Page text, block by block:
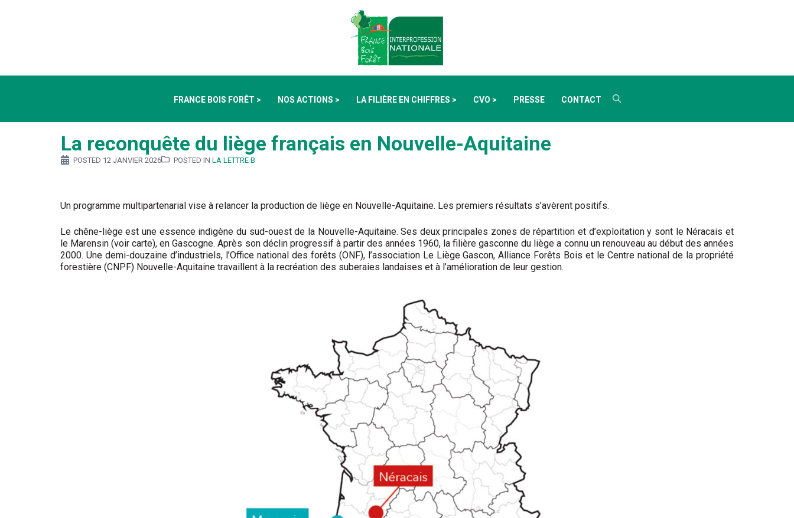
FRANCE BOIS FORÊT > NOS ACTIONS > LA FILIÈRE EN CHIFFRES > CVO > PRESSE CONTACT
La reconquête du liège français en Nouvelle-Aquitaine
POSTED 12 JANVIER 2026 POSTED IN LA LETTRE B
Un programme multipartenarial vise à relancer la production de liège en Nouvelle-Aquitaine. Les premiers résultats s’avèrent positifs.
Le chêne-liège est une essence indigène du sud-ouest de la Nouvelle-Aquitaine. Ses deux principales zones de répartition et d’exploitation y sont le Néracais et
le Marensin (voir carte), en Gascogne. Après son déclin progressif à partir des années 1960, la filière gasconne du liège a connu un renouveau au début des années
2000. Une demi-douzaine d’industriels, l’Office national des forêts (ONF), l’association Le Liège Gascon, Alliance Forêts Bois et le Centre national de la propriété
forestière (CNPF) Nouvelle-Aquitaine travaillent à la recréation des suberaies landaises et à l’amélioration de leur gestion.